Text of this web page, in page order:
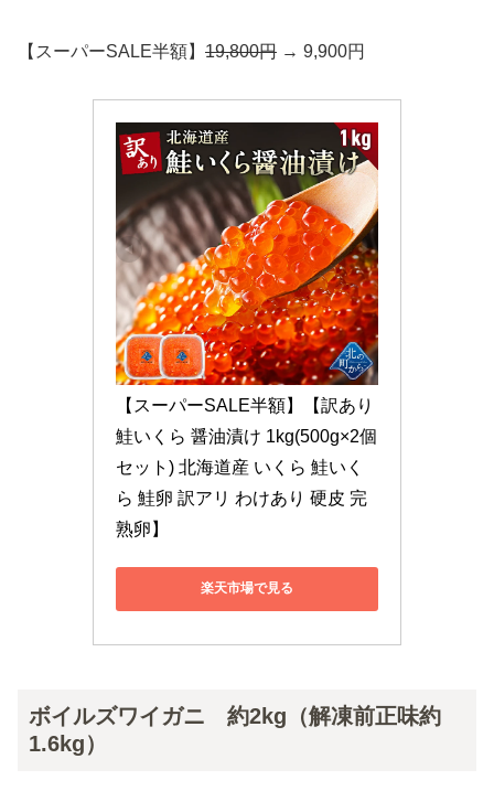
【スーパーSALE半額】 19,800円 → 9,900円
【スーパーSALE半額】【訳あり
鮭いくら 醤油漬け 1kg(500g×2個
セット) 北海道産 いくら 鮭いく
ら 鮭卵 訳アリ わけあり 硬皮 完
熟卵】
楽天市場で見る
ボイルズワイガニ 約2kg（解凍前正味約
1.6kg）